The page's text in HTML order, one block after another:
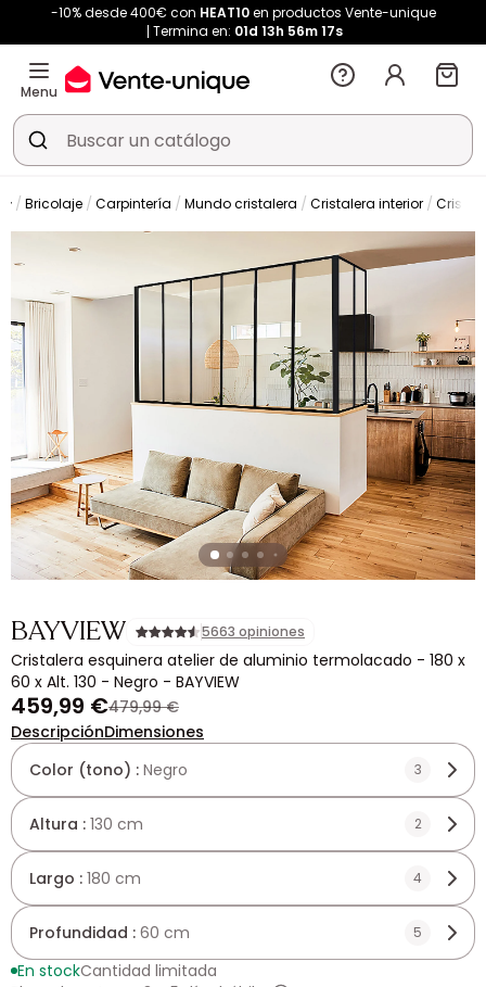
-10% desde 400€ con HEAT10en productos Vente-unique
Termina en: 01d 13h 56m17s
Menu
Bricolaje Carpintería Mundo cristalera Cristalera interior
BAYVIEW 5663 opiniones
Cristalera esquinera atelier de aluminio termolacado - 180 x
60 x Alt. 130 - Negro - BAYVIEW
459,99 €479,99 €
DescripciónDimensiones
Color (tono) : Negro 3
Altura : 130 cm 2
Largo : 180 cm 4
Profundidad : 60 cm 5
En stockCantidad limitada